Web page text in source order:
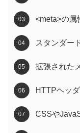
<meta>の属
スタンダー
拡張された
HTTPヘッ
CSSや